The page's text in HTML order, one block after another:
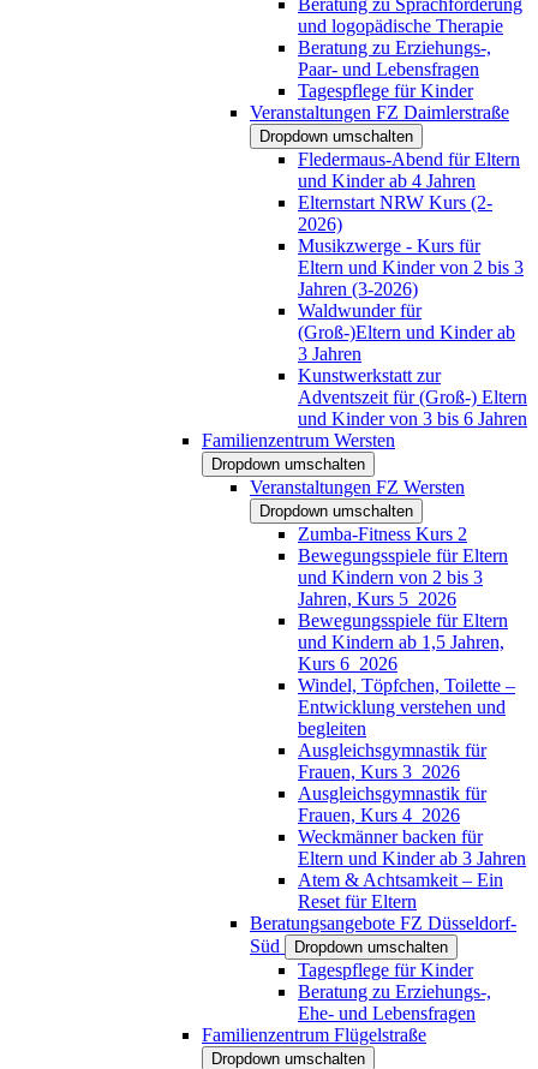
und logopädische Therapie
Beratung zu Erziehungs-,
Paar- und Lebensfragen
Tagespflege für Kinder
Veranstaltungen FZ Daimlerstraße
Dropdown umschalten
Fledermaus-Abend für Eltern
und Kinder ab 4 Jahren
Elternstart NRW Kurs (2-
2026)
Musikzwerge - Kurs für
Eltern und Kinder von 2 bis 3
Jahren (3-2026)
Waldwunder für
(Groß-)Eltern und Kinder ab
3 Jahren
Kunstwerkstatt zur
Adventszeit für (Groß-) Eltern
und Kinder von 3 bis 6 Jahren
Familienzentrum Wersten
Dropdown umschalten
Veranstaltungen FZ Wersten
Dropdown umschalten
Zumba-Fitness Kurs 2
Bewegungsspiele für Eltern
und Kindern von 2 bis 3
Jahren, Kurs 5_2026
Bewegungsspiele für Eltern
und Kindern ab 1,5 Jahren,
Kurs 6_2026
Windel, Töpfchen, Toilette –
Entwicklung verstehen und
begleiten
Ausgleichsgymnastik für
Frauen, Kurs 3_2026
Ausgleichsgymnastik für
Frauen, Kurs 4_2026
Weckmänner backen für
Eltern und Kinder ab 3 Jahren
Atem & Achtsamkeit – Ein
Reset für Eltern
Beratungsangebote FZ Düsseldorf-
Süd
Dropdown umschalten
Tagespflege für Kinder
Beratung zu Erziehungs-,
Ehe- und Lebensfragen
Familienzentrum Flügelstraße
Dropdown umschalten